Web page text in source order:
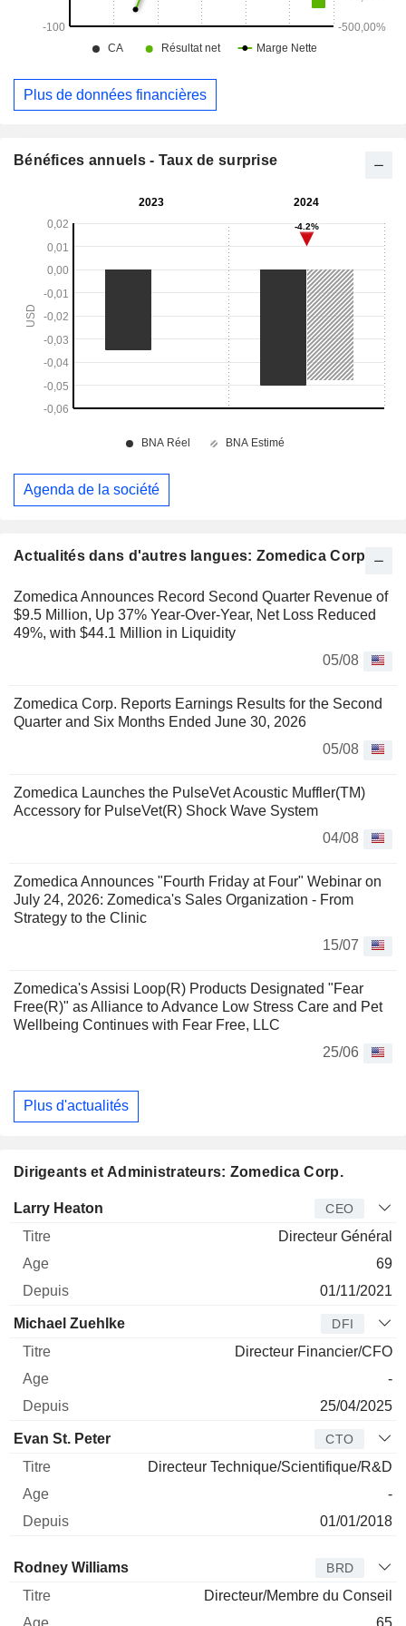
Actualités dans d'autres langues: Zomedica Corp.
Zomedica Announces Record Second Quarter Revenue of
$9.5 Million, Up 37% Year-Over-Year, Net Loss Reduced
49%, with $44.1 Million in Liquidity
05/08
Zomedica Corp. Reports Earnings Results for the Second
Quarter and Six Months Ended June 30, 2026
05/08
Zomedica Launches the PulseVet Acoustic Muffler(TM)
Accessory for PulseVet(R) Shock Wave System
04/08
Zomedica Announces "Fourth Friday at Four" Webinar on
July 24, 2026: Zomedica's Sales Organization - From
Strategy to the Clinic
15/07
Zomedica's Assisi Loop(R) Products Designated "Fear
Free(R)" as Alliance to Advance Low Stress Care and Pet
Wellbeing Continues with Fear Free, LLC
25/06
Plus d'actualités
Dirigeants et Administrateurs: Zomedica Corp.
Dirigeant Titre
Larry Heaton CEO
Directeur Général
69
01/11/2021
Michael Zuehlke DFI
Directeur Financier/CFO
-
25/04/2025
Evan St. Peter CTO
Directeur Technique/Scientifique/R&D
-
01/01/2018
Administrateur Titre
Rodney Williams BRD
Directeur/Membre du Conseil
65
Plus de données financières
Bénéfices annuels - Taux de surprise
Agenda de la société